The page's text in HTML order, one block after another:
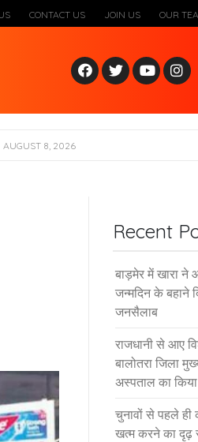
CONTACT US JOIN US OUR
Fac
ebo
Twitt
er
Yout
ube
Inst
agr
AUGUST 8, 2026
Recent
बाड़मेर में खारा ने
जन्मदिन के बहाने
जनसैलाब
राजधानी से आए
बालोतरा जिला
अस्पताल का
चुनावों से पहले
खत्म करने का दृढ़